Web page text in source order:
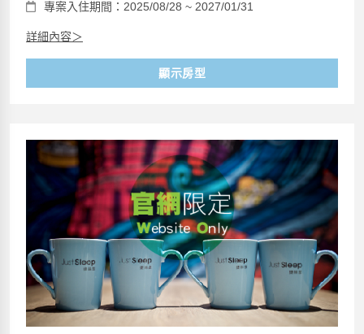
專案入住期間：2025/08/28 ~ 2027/01/31
詳細內容＞
顯示房型